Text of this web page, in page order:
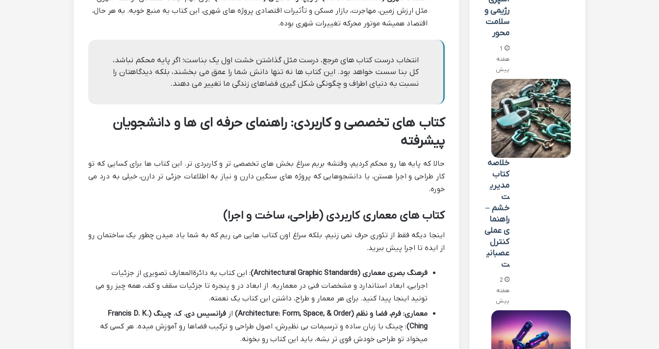
مثل ارزش زمین، مهاجرت، بازار مسکن و تأثیرات اقتصادی پروژه های شهری، این کتاب یه منبع خوبه. به هر حال،
اقتصاد همیشه موتور محرکه تغییرات شهری بوده.
انتخاب درست کتاب های مرجع، درست مثل گذاشتن خشت اول یک بناست؛ اگر پایه محکم نباشد،
کل بنا سست خواهد بود. این کتاب ها نه تنها دانش شما را عمق می بخشند، بلکه دیدگاهتان را
نسبت به دنیای اطراف و چگونگی شکل گیری فضاهای زندگی ما تغییر می دهند.
کتاب های تخصصی و کاربردی: راهنمای حرفه ای ها و دانشجویان
پیشرفته
حالا که پایه ها رو محکم کردیم، وقتشه بریم سراغ بخش های تخصصی تر و کاربردی تر. این کتاب ها برای کسایی که تو
کار طراحی و اجرا هستن، یا دانشجوهایی که پروژه های سنگین دارن و نیاز به اطلاعات جزئی تر دارن، خیلی به درد می
خوره.
کتاب های معماری کاربردی (طراحی، ساخت و اجرا)
اینجا دیگه فقط از تئوری حرف نمی زنیم، بلکه سراغ اون کتاب هایی می ریم که به شما یاد میدن چطور یک ساختمان رو
از ایده تا اجرا پیش ببرید.
فرهنگ بصری معماری (Architectural Graphic Standards)
: این کتاب یه دائرةالمعارف تصویری از جزئیات
اجرایی، ابعاد استاندارد و مشخصات فنی در معماریه. از ابعاد در و پنجره تا جزئیات سقف و کف، همه چیز رو می
تونید اینجا پیدا کنید. برای هر معمار و طراح، داشتن این کتاب یک نعمته.
معماری: فرم، فضا و نظم (Architecture: Form, Space, & Order)
از
فرانسیس دی. ک. چینگ (Francis D. K.
Ching) : چینگ با زبان ساده و ترسیمات بی نظیرش، اصول طراحی و ترکیب فضاها رو آموزش میده. هر کسی که
میخواد تو طراحی خودش قوی تر بشه، باید این کتاب رو بخونه.
رژیمی و
سلامت
محور
1
هفته
پیش
خلاصه
کتاب
مدیری
ت
خشم –
راهنما
ی عملی
کنترل
عصبانی
ت
2
هفته
پیش